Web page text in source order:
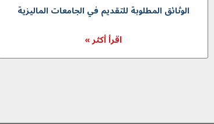
الوثائق المطلوبة للتقديم في الجامعات الماليزية
اقرأ أكثر »